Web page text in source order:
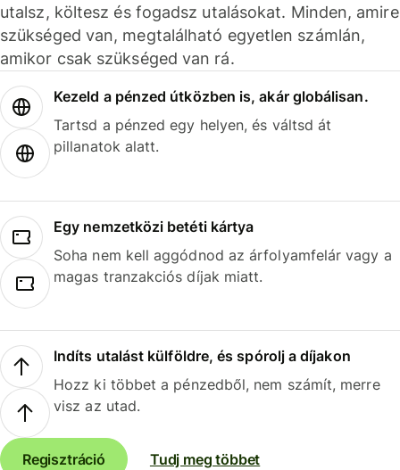
utalsz, költesz és fogadsz utalásokat. Minden, amire
szükséged van, megtalálható egyetlen számlán,
amikor csak szükséged van rá.
Kezeld a pénzed útközben is, akár globálisan.
Tartsd a pénzed egy helyen, és váltsd át
pillanatok alatt.
Egy nemzetközi betéti kártya
Soha nem kell aggódnod az árfolyamfelár vagy a
magas tranzakciós díjak miatt.
Indíts utalást külföldre, és spórolj a díjakon
Hozz ki többet a pénzedből, nem számít, merre
visz az utad.
Regisztráció Tudj meg többet